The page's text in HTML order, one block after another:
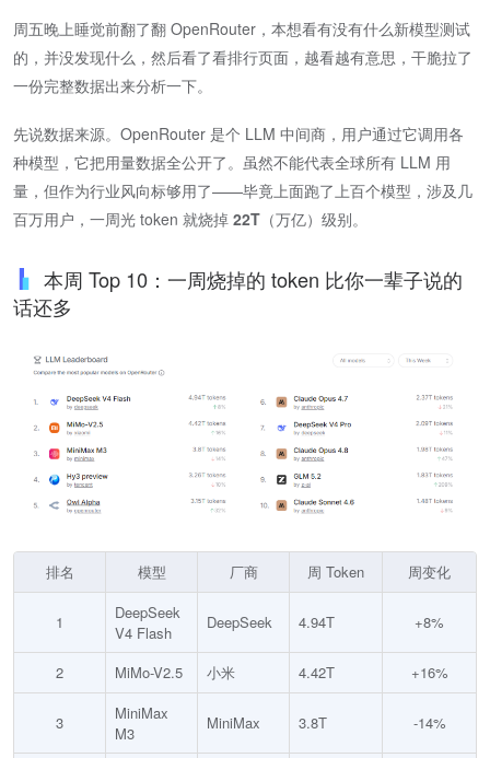
周五晚上睡觉前翻了翻 OpenRouter，本想看有没有什么新模型测试
的，并没发现什么，然后看了看排行页面，越看越有意思，干脆拉了
一份完整数据出来分析一下。
先说数据来源。OpenRouter 是个 LLM 中间商，用户通过它调用各
种模型，它把用量数据全公开了。虽然不能代表全球所有 LLM 用
量，但作为行业风向标够用了——毕竟上面跑了上百个模型，涉及几
百万用户，一周光 token 就烧掉 ​ 22T ​（万亿）级别。
本周 Top 10：一周烧掉的 token 比你一辈子说的
话还多
排名 模型 厂商 周 Token 周变化
1
DeepSeek
V4 Flash
DeepSeek 4.94T +8%
2 MiMo-V2.5 小米 4.42T +16%
3
MiniMax
M3
MiniMax 3.8T -14%